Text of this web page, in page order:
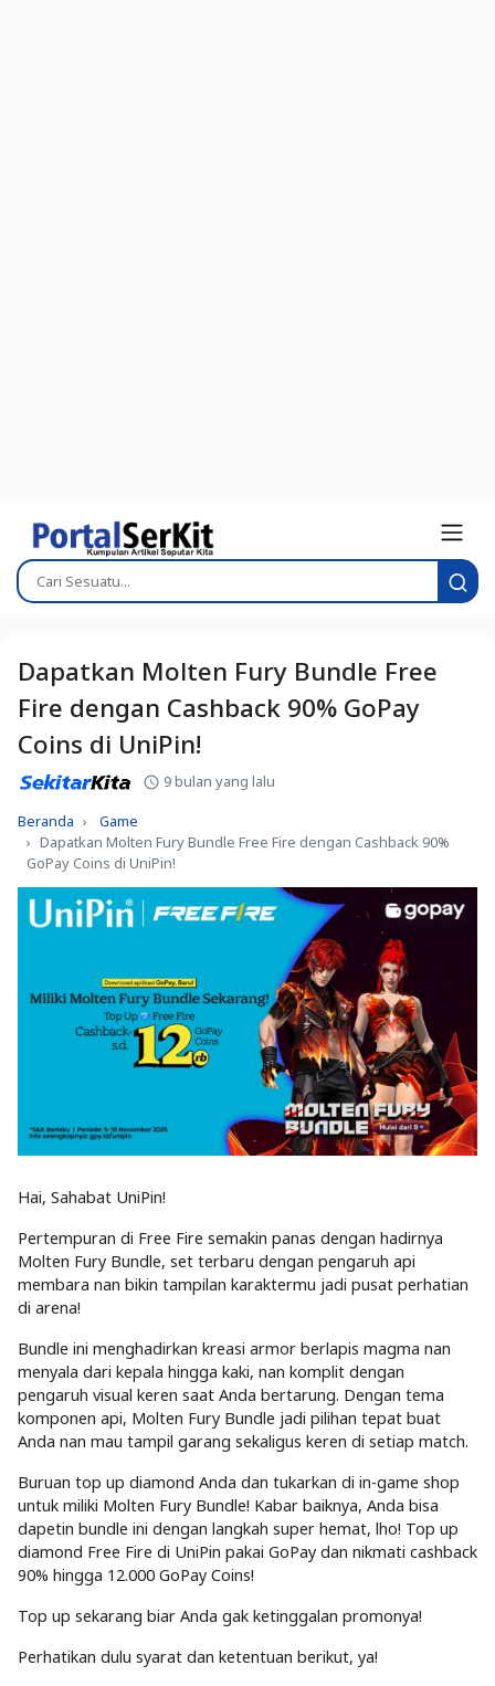
Dapatkan Molten Fury Bundle Free
Fire dengan Cashback 90% GoPay
Coins di UniPin!
9 bulan yang lalu
Beranda
Game
Dapatkan Molten Fury Bundle Free Fire dengan Cashback 90%
GoPay Coins di UniPin!
Hai, Sahabat UniPin!
Pertempuran di Free Fire semakin panas dengan hadirnya
Molten Fury Bundle, set terbaru dengan pengaruh api
membara nan bikin tampilan karaktermu jadi pusat perhatian
di arena!
Bundle ini menghadirkan kreasi armor berlapis magma nan
menyala dari kepala hingga kaki, nan komplit dengan
pengaruh visual keren saat Anda bertarung. Dengan tema
komponen api, Molten Fury Bundle jadi pilihan tepat buat
Anda nan mau tampil garang sekaligus keren di setiap match.
Buruan top up diamond Anda dan tukarkan di in-game shop
untuk miliki Molten Fury Bundle! Kabar baiknya, Anda bisa
dapetin bundle ini dengan langkah super hemat, lho! Top up
diamond Free Fire di UniPin pakai GoPay dan nikmati cashback
90% hingga 12.000 GoPay Coins!
Top up sekarang biar Anda gak ketinggalan promonya!
Perhatikan dulu syarat dan ketentuan berikut, ya!